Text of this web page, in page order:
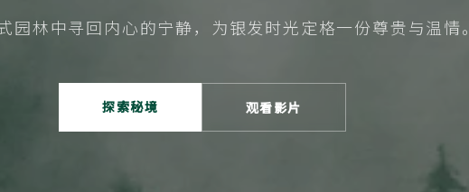
园林中寻回内心的宁静，为银发时光定格一份尊贵与温情。
探索秘境 观看影片